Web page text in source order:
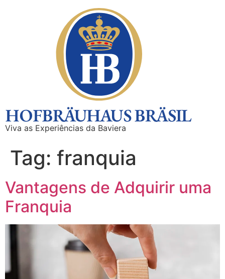
Viva as Experiências da Baviera
Tag: franquia
Vantagens de Adquirir uma
Franquia